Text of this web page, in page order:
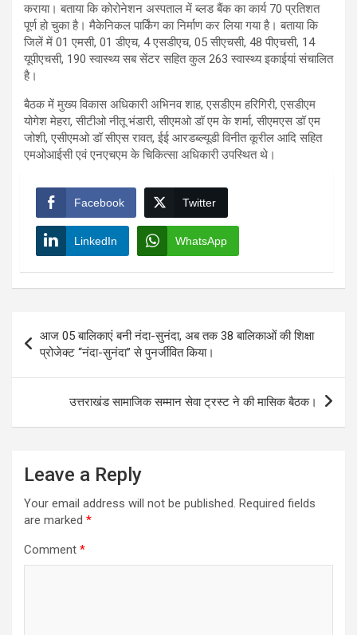
कराया। बताया कि कोरोनेशन अस्पताल में ब्लड बैंक का कार्य 70 प्रतिशत
पूर्ण हो चुका है। मैकेनिकल पार्किंग का निर्माण कर लिया गया है। बताया कि
जिलें में 01 एमसी, 01 डीएच, 4 एसडीएच, 05 सीएचसी, 48 पीएचसी, 14
यूपीएचसी, 190 स्वास्थ्य सब सेंटर सहित कुल 263 स्वास्थ्य इकाईयां संचालित
है।
बैठक में मुख्य विकास अधिकारी अभिनव शाह, एसडीएम हरिगिरी, एसडीएम
योगेश मेहरा, सीटीओ नीतू भंडारी, सीएमओ डॉ एम के शर्मा, सीएमएस डॉ एम
जोशी, एसीएमओ डॉ सीएस रावत, ईई आरडब्ल्यूडी विनीत कूरील आदि सहित
एमओआईसी एवं एनएचएम के चिकित्सा अधिकारी उपस्थित थे।
Facebook Twitter
LinkedIn WhatsApp
navigation
आज 05 बालिकाएं बनी नंदा-सुनंदा, अब तक 38 बालिकाओं की शिक्षा
प्रोजेक्ट ‘‘नंदा-सुनंदा’’ से पुनर्जीवित किया।
उत्तराखंड सामाजिक सम्मान सेवा ट्रस्ट ने की मासिक बैठक।
Leave a Reply
Your email address will not be published. Required fields
are marked *
Comment *